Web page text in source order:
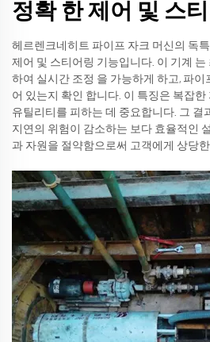
정확 한 제어 및 스
헤르렌크네히트 파이프 자크 머신의 독
제어 및 스티어링 기능입니다. 이 기계
하여 실시간 조정 을 가능하게 하고, 파이
어 있는지 확인 합니다. 이 특징은 복잡
유틸리티를 피하는 데 중요합니다. 그 결
지연의 위험이 감소하는 보다 효율적인
과 자원을 절약함으로써 고객에게 상당